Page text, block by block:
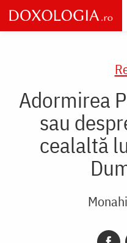
Skip
to
main
Adormirea
sau
cealaltă